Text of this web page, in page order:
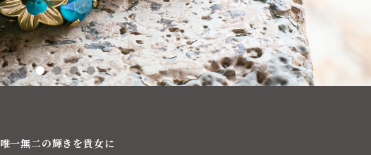
唯一無二の輝きを貴女に